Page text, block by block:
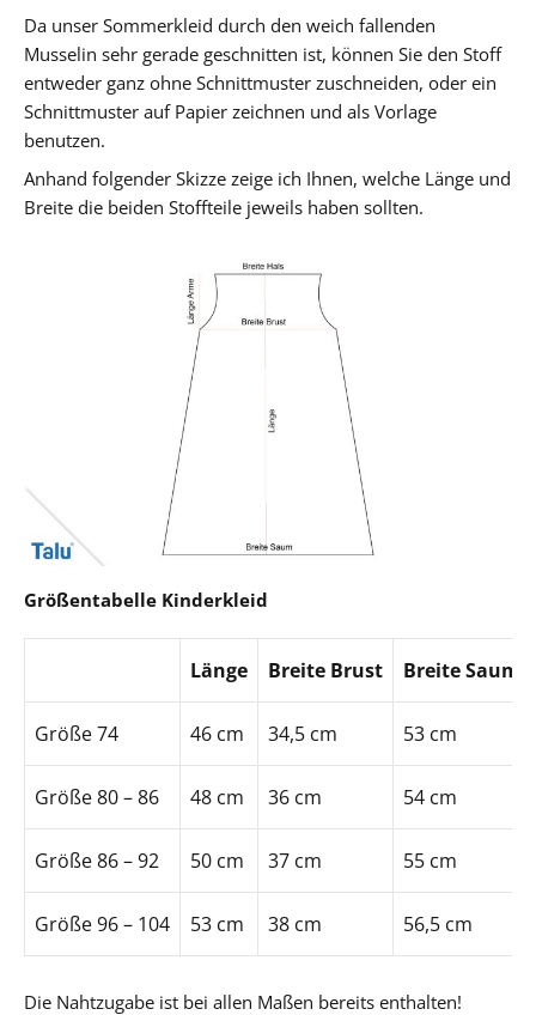
Da unser Sommerkleid durch den weich fallenden
Musselin sehr gerade geschnitten ist, können Sie den Stoff
entweder ganz ohne Schnittmuster zuschneiden, oder ein
Schnittmuster auf Papier zeichnen und als Vorlage
benutzen.
Anhand folgender Skizze zeige ich Ihnen, welche Länge und
Breite die beiden Stoffteile jeweils haben sollten.
Größentabelle Kinderkleid
Länge Breite Brust Breite Saum
Größe 74 46 cm 34,5 cm 53 cm
Größe 80 – 86 48 cm 36 cm 54 cm
Größe 86 – 92 50 cm 37 cm 55 cm
Größe 96 – 104 53 cm 38 cm 56,5 cm
Die Nahtzugabe ist bei allen Maßen bereits enthalten!